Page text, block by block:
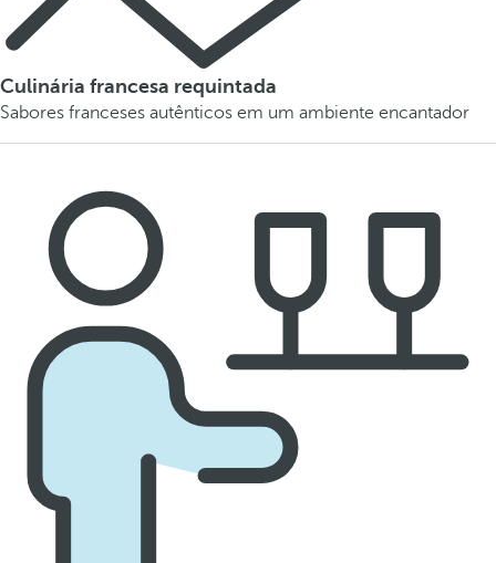
Culinária francesa requintada
Sabores franceses autênticos em um ambiente encantador